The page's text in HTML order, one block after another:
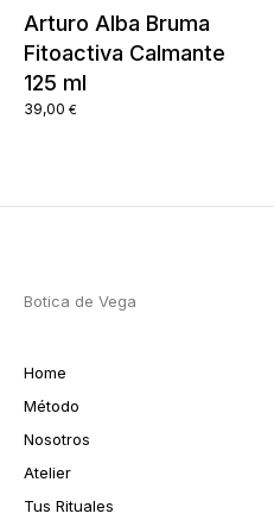
Arturo Alba Bruma
Fitoactiva Calmante
125 ml
39,00 €
Botica de Vega
Home
Método
Nosotros
Atelier
Tus Rituales